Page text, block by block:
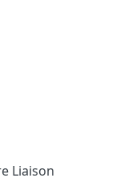
Liaison